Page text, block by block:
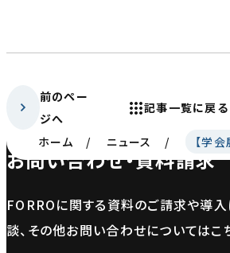
前のペー
ジへ
記事一覧に戻る
ホーム
ニュース 【学
お問い合わせ・資料請求
FORROに関する資料のご請求や導入
談、その他お問い合わせについてはこ